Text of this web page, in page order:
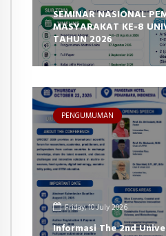
SEMINAR NASIONAL
MASYARAKAT KE-8
TAHUN 2026
PENGUMUMAN
Friday, 10 July 2026
Informasi The 2nd